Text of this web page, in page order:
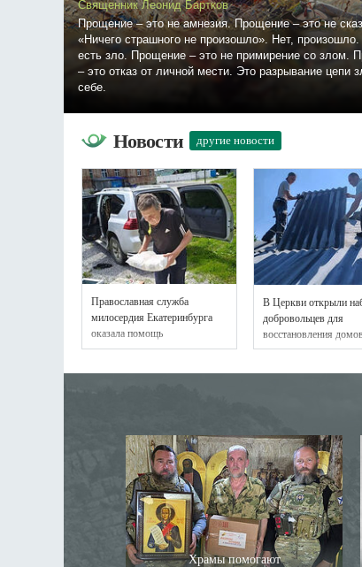
Священник Леонид Бартков
Прощение – это не амнезия. Прощение – это не
«Ничего страшного не произошло». Нет,
есть зло. Прощение – это не примирение со злом.
– это отказ от личной мести. Это разрывание цепи
себе.
Новости другие новости
Православная служба
милосердия Екатеринбурга
оказала помощь
пострадавшим от наводнения
В Церкви открыли
добровольцев для
восстановления
пострадавших
Храмы помогают